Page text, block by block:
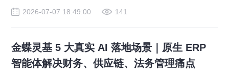
2026-07-07 18:49:00 141
金蝶灵基 5 大真实 AI 落地场景｜原生 ERP
智能体解决财务、供应链、法务管理痛点